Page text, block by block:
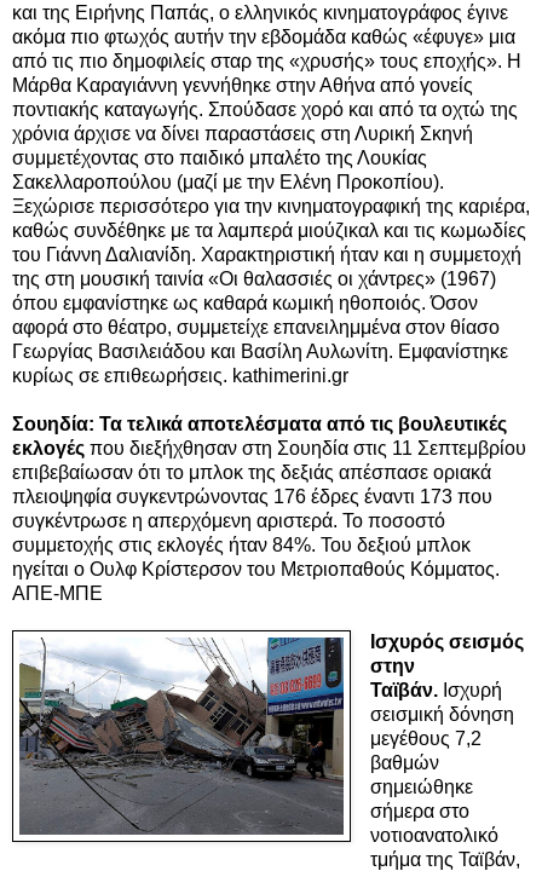
και της Ειρήνης Παπάς, ο ελληνικός κινηματογράφος έγινε
ακόμα πιο φτωχός αυτήν την εβδομάδα καθώς «έφυγε» μια
από τις πιο δημοφιλείς σταρ της «χρυσής» τους εποχής». Η
Μάρθα Καραγιάννη γεννήθηκε στην Αθήνα από γονείς
ποντιακής καταγωγής. Σπούδασε χορό και από τα οχτώ της
χρόνια άρχισε να δίνει παραστάσεις στη Λυρική Σκηνή
συμμετέχοντας στο παιδικό μπαλέτο της Λουκίας
Σακελλαροπούλου (μαζί με την Ελένη Προκοπίου).
Ξεχώρισε περισσότερο για την κινηματογραφική της καριέρα,
καθώς συνδέθηκε με τα λαμπερά μιούζικαλ και τις κωμωδίες
του Γιάννη Δαλιανίδη. Χαρακτηριστική ήταν και η συμμετοχή
της στη μουσική ταινία «Οι θαλασσιές οι χάντρες» (1967)
όπου εμφανίστηκε ως καθαρά κωμική ηθοποιός. Όσον
αφορά στο θέατρο, συμμετείχε επανειλημμένα στον θίασο
Γεωργίας Βασιλειάδου και Βασίλη Αυλωνίτη. Εμφανίστηκε
κυρίως σε επιθεωρήσεις. kathimerini.gr
Σουηδία: Τα τελικά αποτελέσματα από τις βουλευτικές
εκλογές που διεξήχθησαν στη Σουηδία στις 11 Σεπτεμβρίου
επιβεβαίωσαν ότι το μπλοκ της δεξιάς απέσπασε οριακά
πλειοψηφία συγκεντρώνοντας 176 έδρες έναντι 173 που
συγκέντρωσε η απερχόμενη αριστερά. Το ποσοστό
συμμετοχής στις εκλογές ήταν 84%. Του δεξιού μπλοκ
ηγείται ο Ουλφ Κρίστερσον του Μετριοπαθούς Κόμματος.
ΑΠΕ-ΜΠΕ
Iσχυρός σεισμός
στην
Ταϊβάν.Ισχυρή
σεισμική δόνηση
μεγέθους 7,2
βαθμών
σημειώθηκε
σήμερα στο
νοτιοανατολικό
τμήμα της Ταϊβάν,